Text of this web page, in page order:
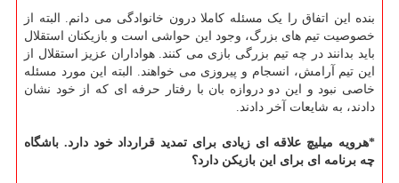
بنده این اتفاق را یک مسئله کاملا درون خانوادگی می دانم. البته از
خصوصیت تیم های بزرگ، وجود این حواشی است و بازیکنان استقلال
باید بدانند در چه تیم بزرگی بازی می کنند. هواداران عزیز استقلال از
این تیم آرامش، انسجام و پیروزی می خواهند. البته این مورد مسئله
خاصی نبود و این دو دروازه بان با رفتار حرفه ای که از خود نشان
دادند، به شایعات آخر دادند.
*هرویه میلیچ علاقه ای زیادی برای تمدید قرارداد خود دارد. باشگاه
چه برنامه ای برای این بازیکن دارد؟